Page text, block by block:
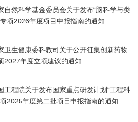
自然科学基金委员会关于发布“脑科学与类
项2026年度项目申报指南的通知
卫生健康委科教司关于公开征集创新药物
2027年度立项建议的通知
工程院关于发布国家重点研发计划“工程科
2025年度第二批项目申报指南的通知